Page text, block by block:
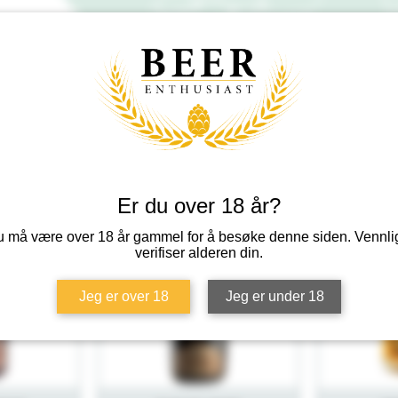
Er du over 18 år?
må være over 18 år gammel for å besøke denne siden.
verifiser alderen din.
Jeg er over 18 Jeg er under 18
Baladin